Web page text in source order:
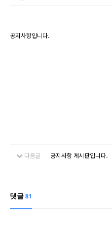
공지사항입니다.
다음글 공지사항 게시판입니다.
댓글81